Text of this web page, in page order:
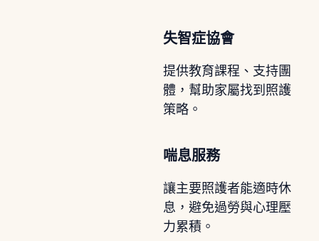
失智症協會
提供教育課程、支持團
體，幫助家屬找到照護
策略。
喘息服務
讓主要照護者能適時休
息，避免過勞與心理壓
力累積。